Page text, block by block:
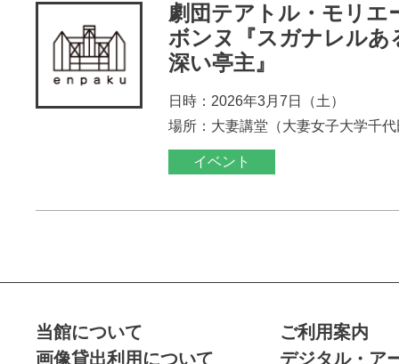
劇団テアトル・モリエ
ボンヌ『スガナレルあ
深い亭主』
日時：2026年3月7日（土）
場所：大妻講堂（大妻女子大学千
イベント
当館について
ご利用案内
画像貸出利用について
デジタル・ア